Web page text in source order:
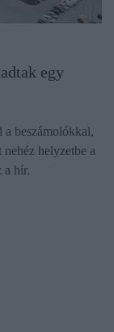
egy
a beszámolókkal,
helyzetbe a
a hír.